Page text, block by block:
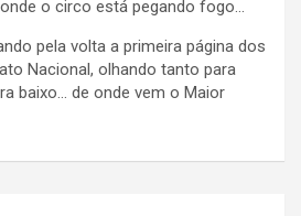
o circo está pegando fogo…
pela volta a primeira página dos
Nacional, olhando tanto para
baixo… de onde vem o Maior